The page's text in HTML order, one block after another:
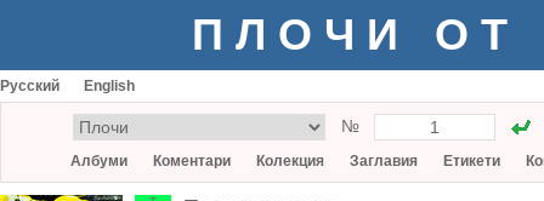
ПЛОЧИ ОТ
Русский English
№
Албуми Коментари Колекция Заглавия Етикети